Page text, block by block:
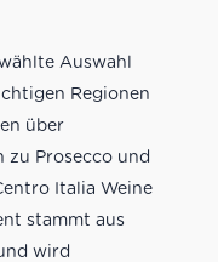
Auswahl
Regionen
über
zu Prosecco und
Italia Weine
stammt aus
wird